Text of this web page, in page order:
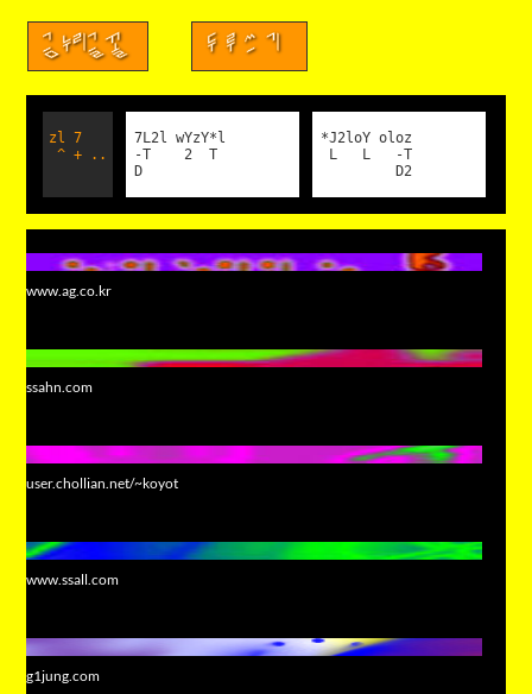
금누리글꼴 두루쓰기
zl 7
^ + ..
7L2l wYzY*l
-T 2 T
D
*J2loY oloz
L L -T
D2
www.ag.co.kr
ssahn.com
user.chollian.net/~koyot
www.ssall.com
g1jung.com